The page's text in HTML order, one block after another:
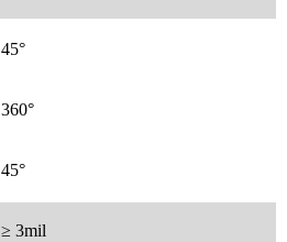
45°
360°
45°
≥ 3mil